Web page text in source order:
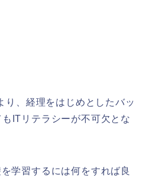
り、経理をはじめとしたバッ
ITリテラシーが不可欠とな
学習するには何をすれば良